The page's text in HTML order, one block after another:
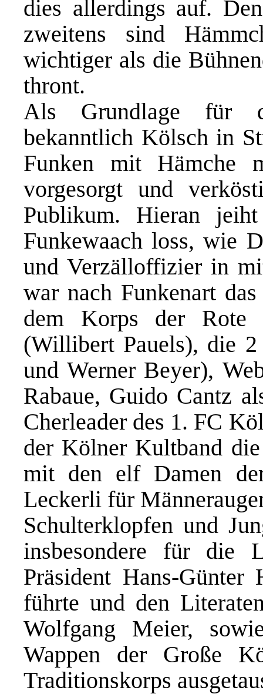
dies allerdings auf.
zweitens sind
wichtiger als die
thront.
Als Grundlage für
bekanntlich Kölsch in
Funken mit Hämche
vorgesorgt und
Publikum. Hieran
Funkewaach loss, wie
und Verzälloffizier in
war nach Funkenart
dem Korps der Rote
(Willibert Pauels), die
und Werner Beyer),
Rabaue, Guido Cantz
Cherleader des 1. FC
der Kölner Kultband die
mit den elf Damen der
Leckerli für
Schulterklopfen und
insbesondere für die
Präsident Hans-Günter
führte und den
Wolfgang Meier,
Wappen der Große
Traditionskorps